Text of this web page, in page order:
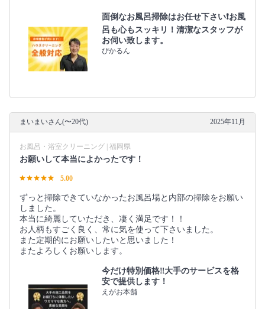
面倒なお風呂掃除はお任せ下さい❗️お風
呂も心もスッキリ！清潔なスタッフが
お伺い致します。
ぴかるん
まいまいさん(〜20代) 2025年11月
お風呂・浴室クリーニング | 福岡県
お願いして本当によかったです！
5.00
ずっと掃除できていなかったお風呂場と内部の掃除をお願い
しました。
本当に綺麗していただき、凄く満足です！！
お人柄もすごく良く、常に気を使って下さいました。
また定期的にお願いしたいと思いました！
またよろしくお願いします。
今だけ特別価格‼️大手のサービスを格
安で提供します！
えがお本舗